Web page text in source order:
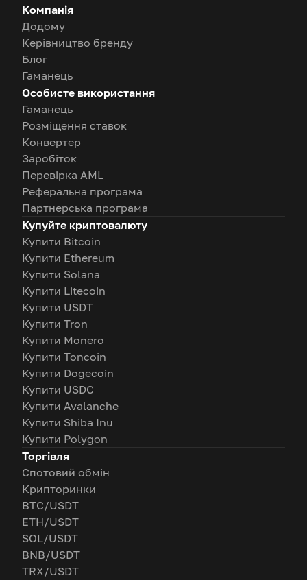
Компанія
Додому
Керівництво бренду
Блог
Гаманець
Особисте використання
Гаманець
Розміщення ставок
Конвертер
Заробіток
Перевірка AML
Реферальна програма
Партнерська програма
Купуйте криптовалюту
Купити Bitcoin
Купити Ethereum
Купити Solana
Купити Litecoin
Купити USDT
Купити Tron
Купити Monero
Купити Toncoin
Купити Dogecoin
Купити USDC
Купити Avalanche
Купити Shiba Inu
Купити Polygon
Торгівля
Спотовий обмін
Крипторинки
BTC/USDT
ETH/USDT
SOL/USDT
BNB/USDT
TRX/USDT